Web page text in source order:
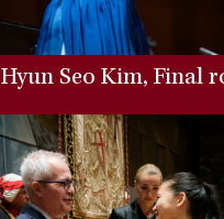
Hyun Seo Kim, Final